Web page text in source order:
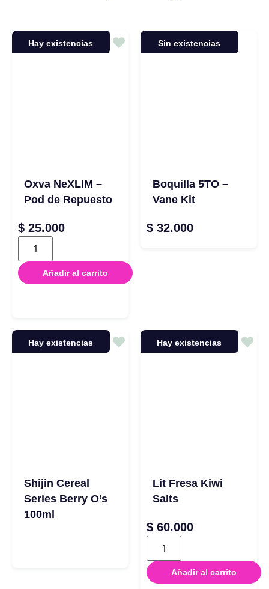
Hay existencias
Oxva NeXLIM –
Pod de Repuesto
$ 25.000
Añadir al carrito
Sin existencias
Boquilla 5TO –
Vane Kit
$ 32.000
Hay existencias
Shijin Cereal
Series Berry O’s
100ml
Hay existencias
Lit Fresa Kiwi
Salts
$ 60.000
Añadir al carrito